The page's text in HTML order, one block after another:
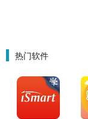
热门软件